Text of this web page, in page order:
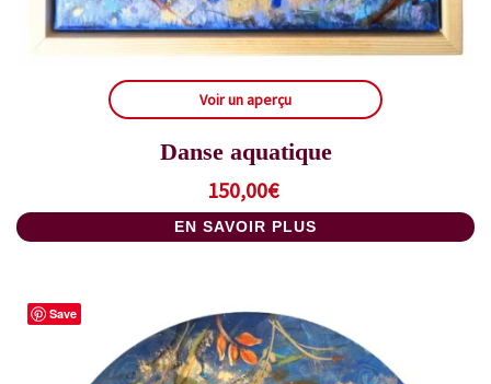
Voir un aperçu
Danse aquatique
150,00€
EN SAVOIR PLUS
Save